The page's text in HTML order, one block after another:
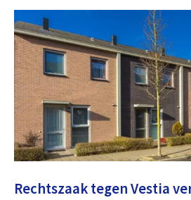
Rechtszaak tegen Vestia